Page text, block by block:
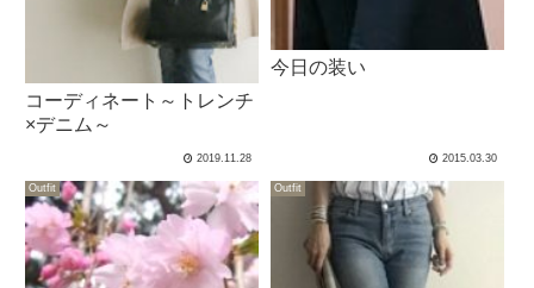
コーディネート～トレンチ
×デニム～
2019.11.28
今日の装い
2015.03.30
Outfit Outfit